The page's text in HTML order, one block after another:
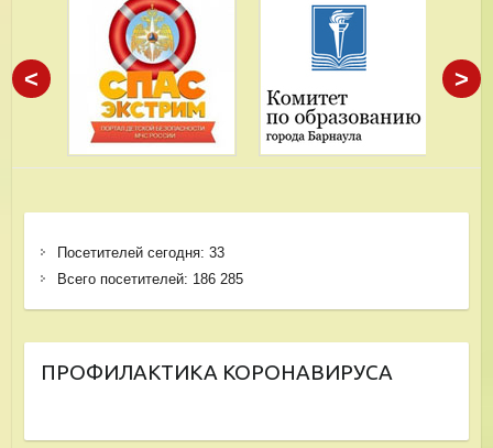
< >
Посетителей сегодня: 33
Всего посетителей: 186 285
ПРОФИЛАКТИКА КОРОНАВИРУСА